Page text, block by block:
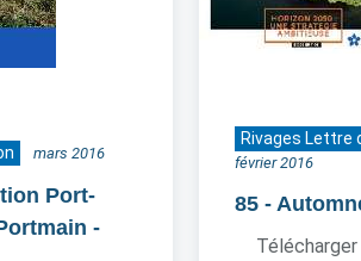
mars 2016
Port-
-
Rivages Lettre
février 2016
85 -